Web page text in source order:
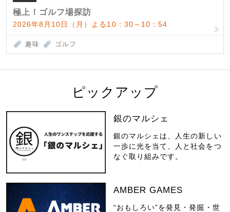
極上！ゴルフ場探訪
2026年8月10日（月）よる10：30～10：54
趣味 ゴルフ
ピックアップ
銀のマルシェ
銀のマルシェは、人生の新しい
一歩に光を当て、人と社会をつ
なぐ取り組みです。
AMBER GAMES
“おもしろい”を発見・発掘・世